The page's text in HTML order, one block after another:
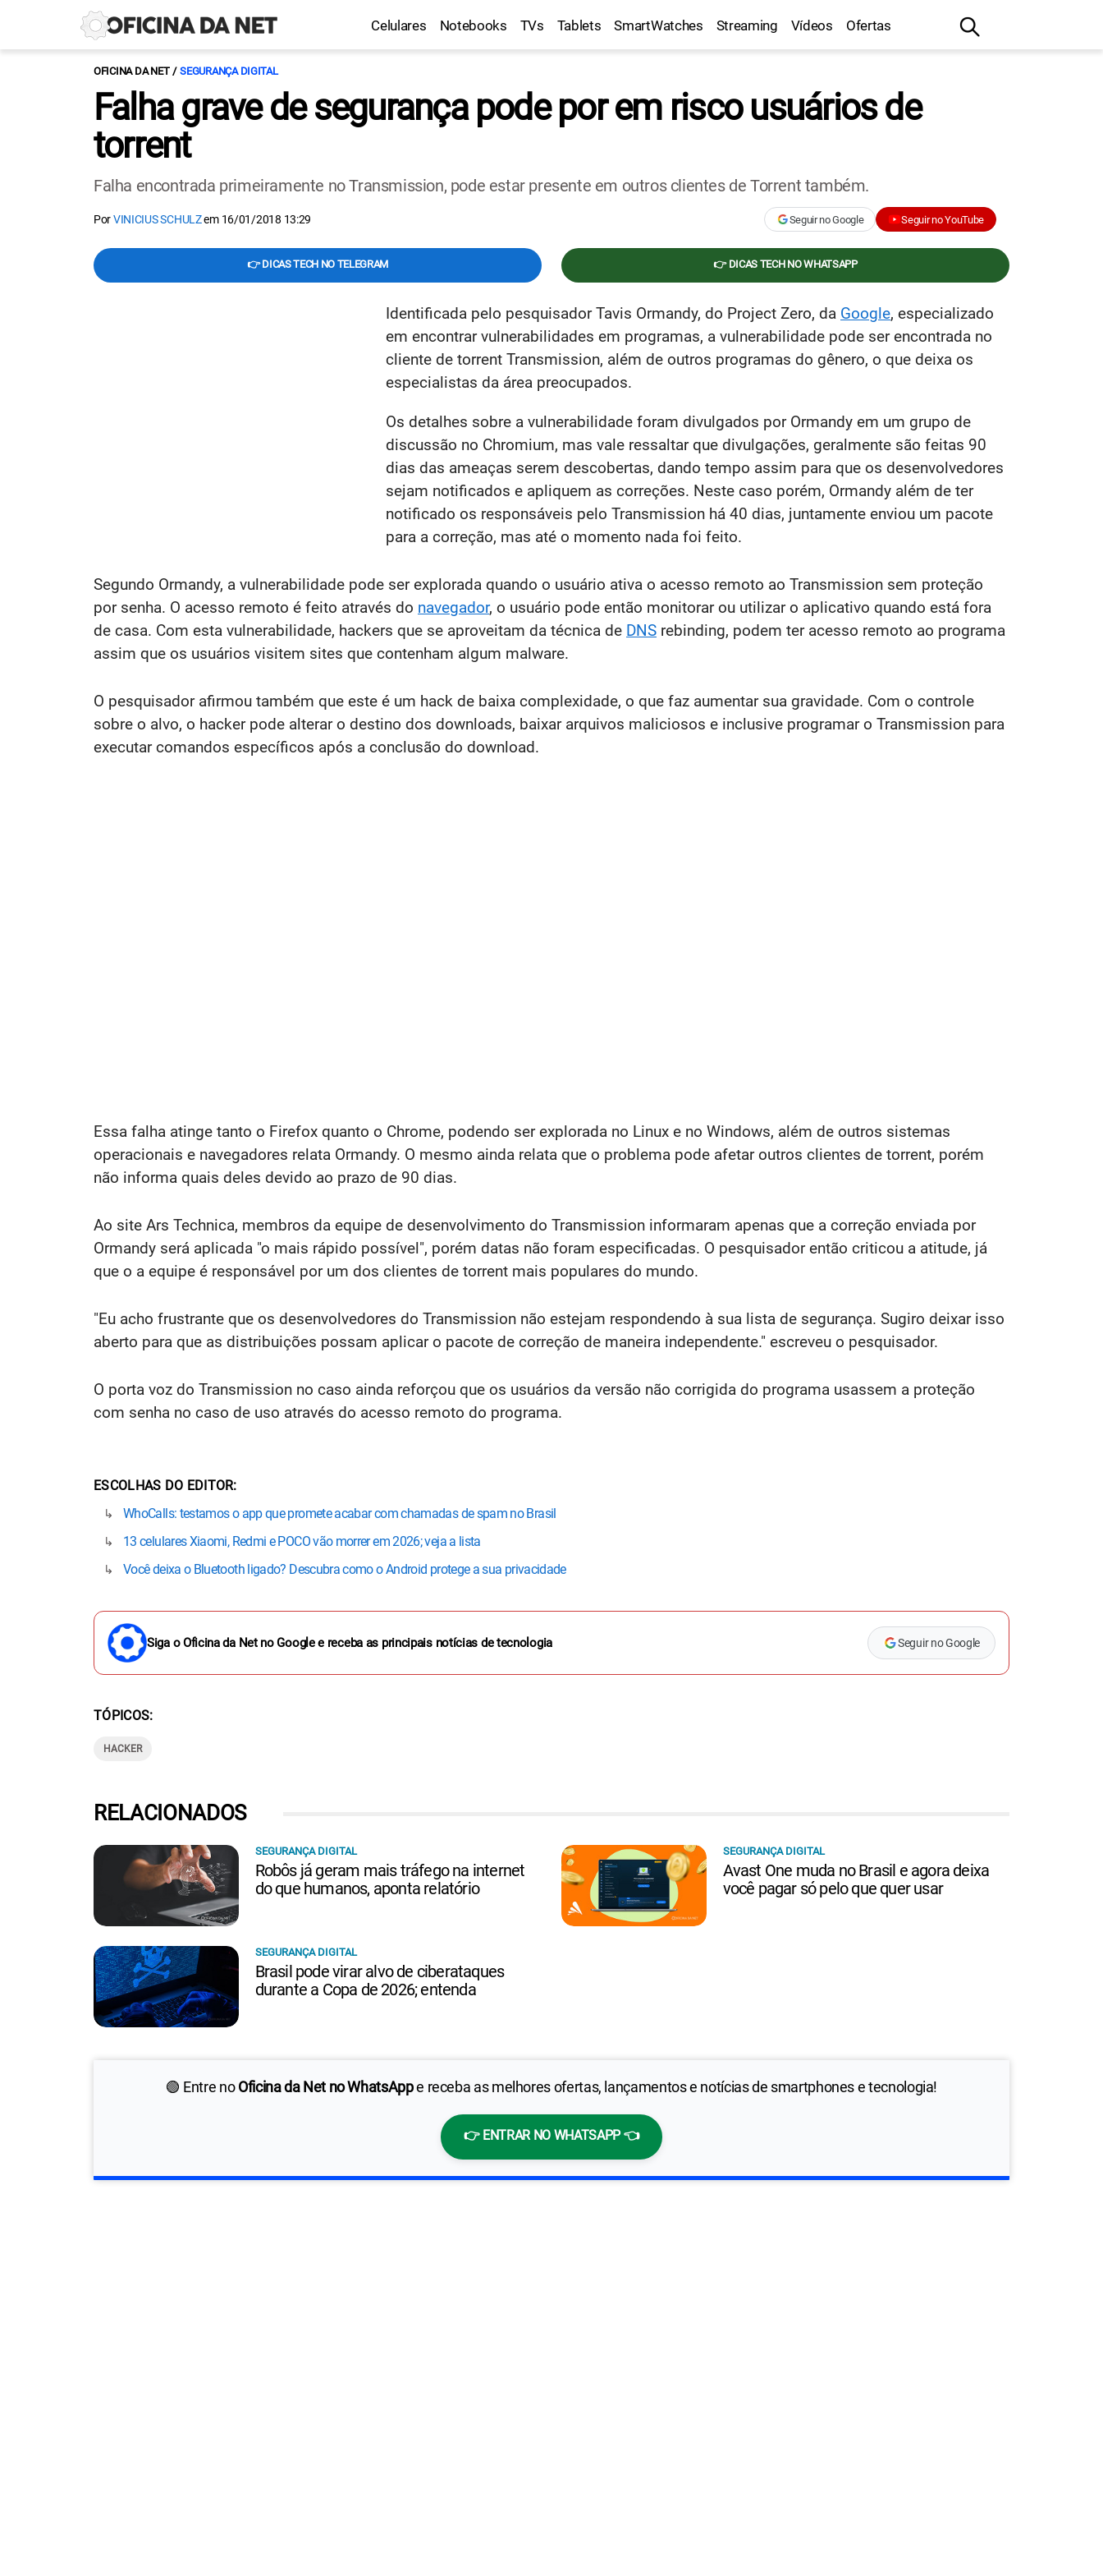
Celulares Notebooks TVs Tablets SmartWatches Streaming Vídeos Ofertas
OFICINA DA NET SEGURANÇA DIGITAL
Falha grave de segurança pode por em risco usuários de
torrent
Falha encontrada primeiramente no Transmission, pode estar presente em outros clientes de Torrent também.
PorVINICIUS SCHULZem 16/01/2018 13:29 Seguir no Google Seguir no YouTube
👉 DICAS TECH NO TELEGRAM 👉 DICAS TECH NO WHATSAPP
Identificada pelo pesquisador Tavis Ormandy, do Project Zero, da Google, especializado
em encontrar vulnerabilidades em programas, a vulnerabilidade pode ser encontrada no
cliente de torrent Transmission, além de outros programas do gênero, o que deixa os
especialistas da área preocupados.
Os detalhes sobre a vulnerabilidade foram divulgados por Ormandy em um grupo de
discussão no Chromium, mas vale ressaltar que divulgações, geralmente são feitas 90
dias das ameaças serem descobertas, dando tempo assim para que os desenvolvedores
sejam notificados e apliquem as correções. Neste caso porém, Ormandy além de ter
notificado os responsáveis pelo Transmission há 40 dias, juntamente enviou um pacote
para a correção, mas até o momento nada foi feito.
Segundo Ormandy, a vulnerabilidade pode ser explorada quando o usuário ativa o acesso remoto ao Transmission sem proteção
por senha. O acesso remoto é feito através do navegador, o usuário pode então monitorar ou utilizar o aplicativo quando está fora
de casa. Com esta vulnerabilidade, hackers que se aproveitam da técnica de DNS rebinding, podem ter acesso remoto ao programa
assim que os usuários visitem sites que contenham algum malware.
O pesquisador afirmou também que este é um hack de baixa complexidade, o que faz aumentar sua gravidade. Com o controle
sobre o alvo, o hacker pode alterar o destino dos downloads, baixar arquivos maliciosos e inclusive programar o Transmission para
executar comandos específicos após a conclusão do download.
Essa falha atinge tanto o Firefox quanto o Chrome, podendo ser explorada no Linux e no Windows, além de outros sistemas
operacionais e navegadores relata Ormandy. O mesmo ainda relata que o problema pode afetar outros clientes de torrent, porém
não informa quais deles devido ao prazo de 90 dias.
Ao site Ars Technica, membros da equipe de desenvolvimento do Transmission informaram apenas que a correção enviada por
Ormandy será aplicada "o mais rápido possível", porém datas não foram especificadas. O pesquisador então criticou a atitude, já
que o a equipe é responsável por um dos clientes de torrent mais populares do mundo.
"Eu acho frustrante que os desenvolvedores do Transmission não estejam respondendo à sua lista de segurança. Sugiro deixar isso
aberto para que as distribuições possam aplicar o pacote de correção de maneira independente." escreveu o pesquisador.
O porta voz do Transmission no caso ainda reforçou que os usuários da versão não corrigida do programa usassem a proteção
com senha no caso de uso através do acesso remoto do programa.
ESCOLHAS DO EDITOR
WhoCalls: testamos o app que promete acabar com chamadas de spam no Brasil
13 celulares Xiaomi, Redmi e POCO vão morrer em 2026; veja a lista
Você deixa o Bluetooth ligado? Descubra como o Android protege a sua privacidade
Siga o Oficina da Net no Google e receba as principais notícias de tecnologia Seguir no Google
TÓPICOS
HACKER
🟢 Entre noOficina da Net no WhatsAppe receba as melhores ofertas, lançamentos e notícias de smartphones e tecnologia!
👉 ENTRAR NO WHATSAPP 👈
RELACIONADOS
SEGURANÇA DIGITAL
Robôs já geram mais tráfego na internet
do que humanos, aponta relatório
SEGURANÇA DIGITAL
Avast One muda no Brasil e agora deixa
você pagar só pelo que quer usar
SEGURANÇA DIGITAL
Brasil pode virar alvo de ciberataques
durante a Copa de 2026; entenda